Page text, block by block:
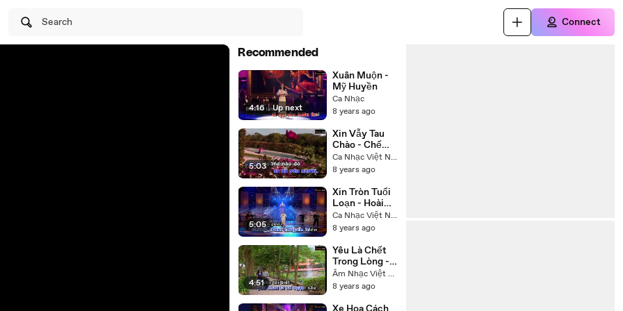
Search Connect
Recommended
4:16 | Up next
Xuân Muộn -
Mỹ Huyền
Ca Nhạc
8 years ago
5:03
Xin Vẫy Tau
Chào - Chế
Linh
Ca Nhạc Việt Nam
8 years ago
5:05
Xin Tròn Tuổi
Loạn - Hoài
Linh Trường
Vũ
Ca Nhạc Việt Nam
8 years ago
4:51
Yêu Là Chết
Trong Lòng -
Hạ Vy
Âm Nhạc Việt Nam
8 years ago